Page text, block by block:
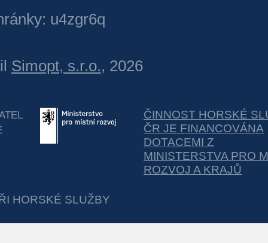
u4zgr6q
Simopt, s.r.o., 2026
ČINNOST HORSKÉ
ČR JE FINANCOVÁNA
DOTACEMI Z
MINISTERSTVA PRO
ROZVOJ A KRAJŮ
HORSKÉ SLUŽBY